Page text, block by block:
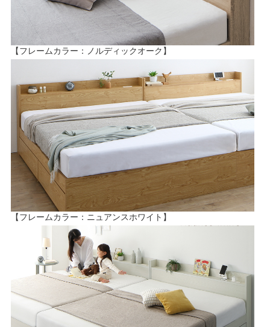
【フレームカラー：ノルディックオーク】
【フレームカラー：ニュアンスホワイト】